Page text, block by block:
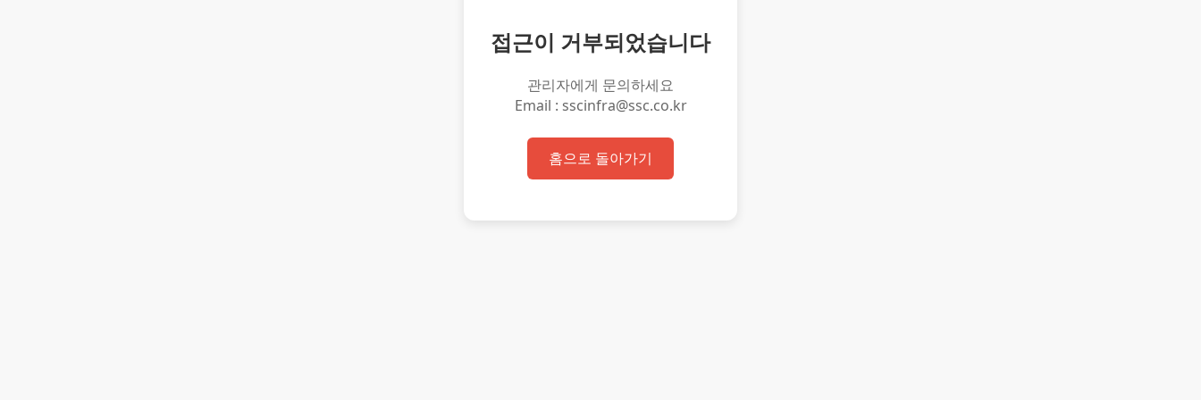
접근이 거부되었습니다
관리자에게 문의하세요
Email : sscinfra@ssc.co.kr
홈으로 돌아가기